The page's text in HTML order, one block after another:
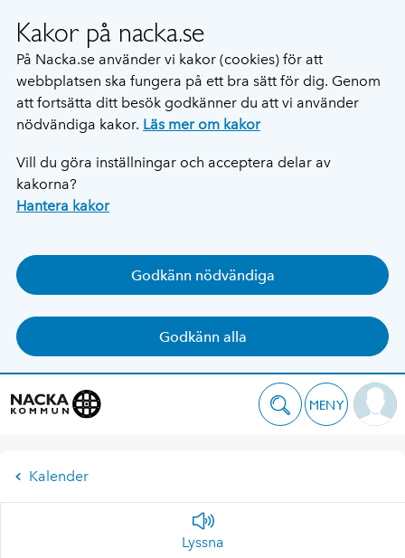
Kakor på nacka.se
På Nacka.se använder vi kakor (cookies) för att
webbplatsen ska fungera på ett bra sätt för dig. Genom
att fortsätta ditt besök godkänner du att vi använder
nödvändiga kakor. Läs mer om kakor
Vill du göra inställningar och acceptera delar av
kakorna?
Hantera kakor
Godkänn nödvändiga
Godkänn alla
MENY
Kalender
Lyssna